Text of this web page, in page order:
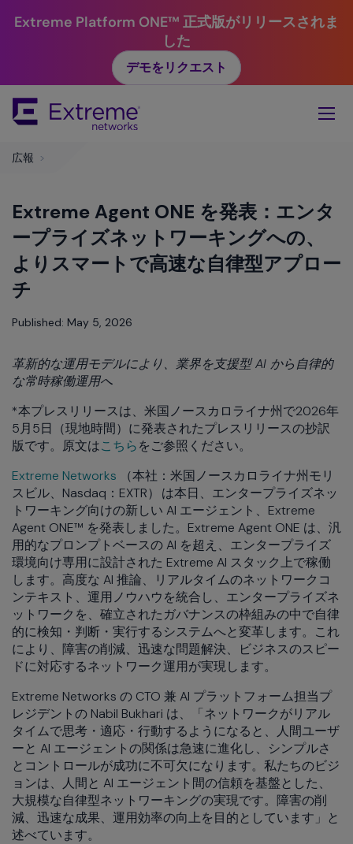
Extreme Platform ONE™ 正式版がリリースされま
した
デモをリクエスト
Main
広報 >
Extreme Agent ONE を発表：エンタ
ープライズネットワーキングへの、
よりスマートで高速な自律型アプロー
チ
Published: May 5, 2026
革新的な運用モデルにより、業界を支援型 AI から自律的
な常時稼働運用へ
*本プレスリリースは、米国ノースカロライナ州で2026年
5月5日（現地時間）に発表されたプレスリリースの抄訳
版です。原文はこちらをご参照ください。
Extreme Networks （本社：米国ノースカロライナ州モリ
スビル、Nasdaq：EXTR） は本日、エンタープライズネッ
トワーキング向けの新しい AI エージェント、Extreme
Agent ONE™ を発表しました。Extreme Agent ONE は、汎
用的なプロンプトベースの AI を超え、エンタープライズ
環境向け専用に設計された Extreme AI スタック上で稼働
します。高度な AI 推論、リアルタイムのネットワークコ
ンテキスト、運用ノウハウを統合し、エンタープライズネ
ットワークを、確立されたガバナンスの枠組みの中で自律
的に検知・判断・実行するシステムへと変革します。これ
により、障害の削減、迅速な問題解決、ビジネスのスピー
ドに対応するネットワーク運用が実現します。
Extreme Networks の CTO 兼 AI プラットフォーム担当プ
レジデントの Nabil Bukhari は、「ネットワークがリアル
タイムで思考・適応・行動するようになると、人間ユーザ
ーと AI エージェントの関係は急速に進化し、シンプルさ
とコントロールが成功に不可欠になります。私たちのビジ
ョンは、人間と AI エージェント間の信頼を基盤とした、
大規模な自律型ネットワーキングの実現です。障害の削
減、迅速な成果、運用効率の向上を目的としています」と
述べています。